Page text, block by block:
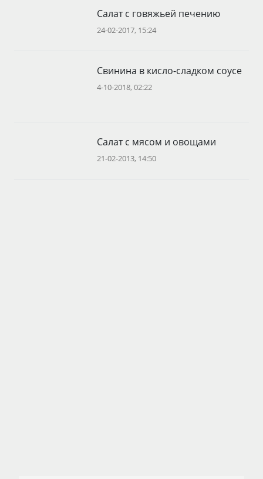
Салат с говяжьей печению
24-02-2017, 15:24
Свинина в кисло-сладком соусе
4-10-2018, 02:22
Салат с мясом и овощами
21-02-2013, 14:50